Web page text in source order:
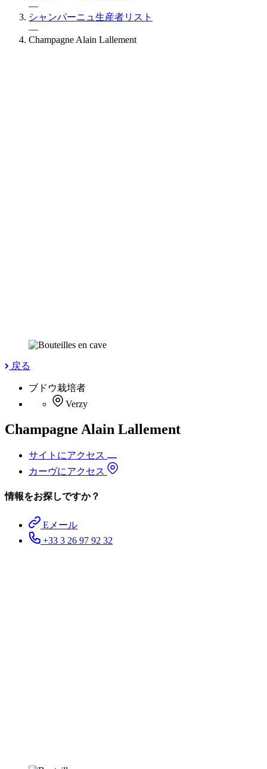
—
シャンパーニュ生産者リスト
—
Champagne Alain Lallement
戻る
ブドウ栽培者
Verzy
Champagne Alain Lallement
サイトにアクセス
カーヴにアクセス
情報をお探しですか？
Eメール
+33 3 26 97 92 32